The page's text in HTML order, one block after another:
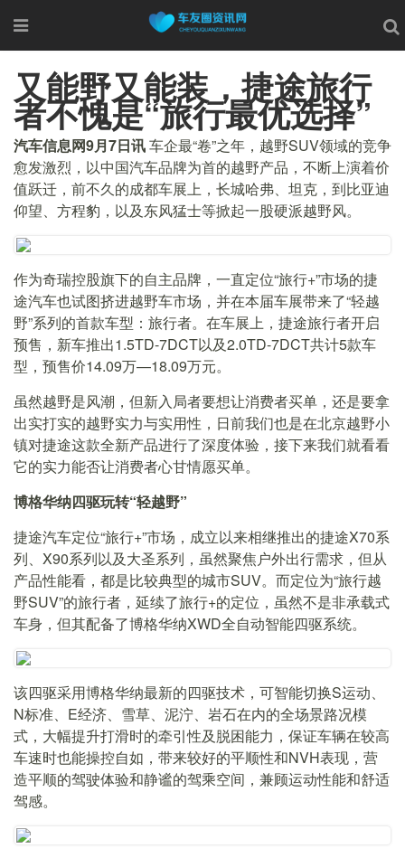
又能野又能装，捷途旅行
者不愧是“旅行最优选择”
汽车信息网9月7日讯车企最“卷”之年，越野SUV领域的竞争
愈发激烈，以中国汽车品牌为首的越野产品，不断上演着价
值跃迁，前不久的成都车展上，长城哈弗、坦克，到比亚迪
仰望、方程豹，以及东风猛士等掀起一股硬派越野风。
作为奇瑞控股旗下的自主品牌，一直定位“旅行+”市场的捷
途汽车也试图挤进越野车市场，并在本届车展带来了“轻越
野”系列的首款车型：旅行者。在车展上，捷途旅行者开启
预售，新车推出1.5TD-7DCT以及2.0TD-7DCT共计5款车
型，预售价14.09万—18.09万元。
虽然越野是风潮，但新入局者要想让消费者买单，还是要拿
出实打实的越野实力与实用性，日前我们也是在北京越野小
镇对捷途这款全新产品进行了深度体验，接下来我们就看看
它的实力能否让消费者心甘情愿买单。
博格华纳四驱玩转“轻越野”
捷途汽车定位“旅行+”市场，成立以来相继推出的捷途X70系
列、X90系列以及大圣系列，虽然聚焦户外出行需求，但从
产品性能看，都是比较典型的城市SUV。而定位为“旅行越
野SUV”的旅行者，延续了旅行+的定位，虽然不是非承载式
车身，但其配备了博格华纳XWD全自动智能四驱系统。
该四驱采用博格华纳最新的四驱技术，可智能切换S运动、
N标准、E经济、雪草、泥泞、岩石在内的全场景路况模
式，大幅提升打滑时的牵引性及脱困能力，保证车辆在较高
车速时也能操控自如，带来较好的平顺性和NVH表现，营
造平顺的驾驶体验和静谧的驾乘空间，兼顾运动性能和舒适
驾感。